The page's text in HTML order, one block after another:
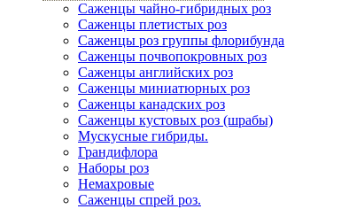
Саженцы чайно-гибридных роз
Саженцы плетистых роз
Саженцы роз группы флорибунда
Саженцы почвопокровных роз
Саженцы английских роз
Саженцы миниатюрных роз
Саженцы канадских роз
Саженцы кустовых роз (шрабы)
Мускусные гибриды.
Грандифлора
Наборы роз
Немахровые
Саженцы спрей роз.